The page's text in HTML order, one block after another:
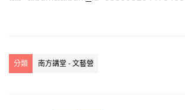
分類 南方講堂 - 文藝營